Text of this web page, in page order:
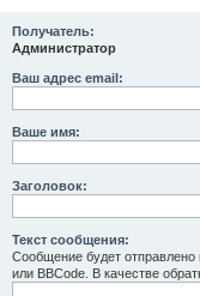
Получатель:
Администратор
Ваш адрес email:
Ваше имя:
Заголовок:
Текст сообщения:
Сообщение будет отправлено
или BBCode. В качестве